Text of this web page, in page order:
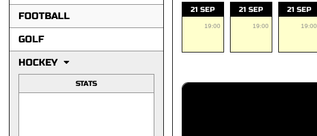
FOOTBALL
GOLF
HOCKEY
STATS
21 SEP
19:00
21 SEP
19:00
21 SEP
19:00